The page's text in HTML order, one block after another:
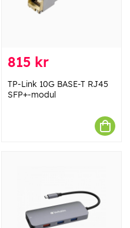
815 kr
TP-Link 10G BASE-T RJ45
SFP+-modul